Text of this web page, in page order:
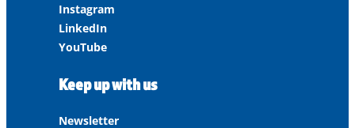
Instagram
LinkedIn
YouTube
Keep up with us
Newsletter